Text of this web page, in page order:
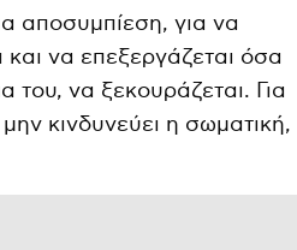
αποσυμπίεση, για να
να επεξεργάζεται όσα
να ξεκουράζεται. Για
κινδυνεύει η σωματική,